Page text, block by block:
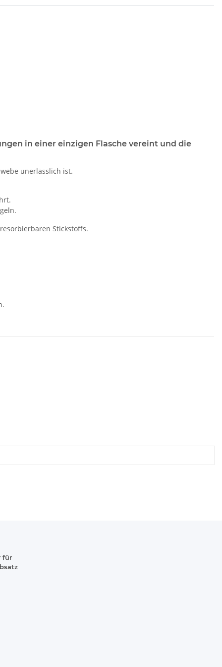
in einer einzigen Flasche vereint und die
unerlässlich ist.
Stickstoffs.
für